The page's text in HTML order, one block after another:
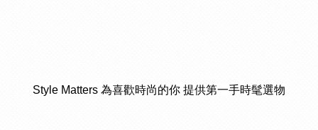
Style Matters 為喜歡時尚的你 提供第一手時髦選物